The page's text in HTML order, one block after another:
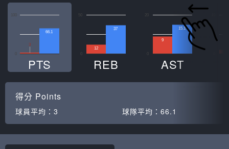
3
66.1
PTS
50
12
37
REB
20
9
15.1
AST
得分 Points
球員平均： 3 球隊平均： 66.1